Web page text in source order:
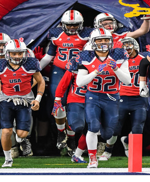
ACC Maio 2026 Abril
Fevereiro 2026 Janeiro
Outubro 2025 Setembro
Junho 2025 Dezembro